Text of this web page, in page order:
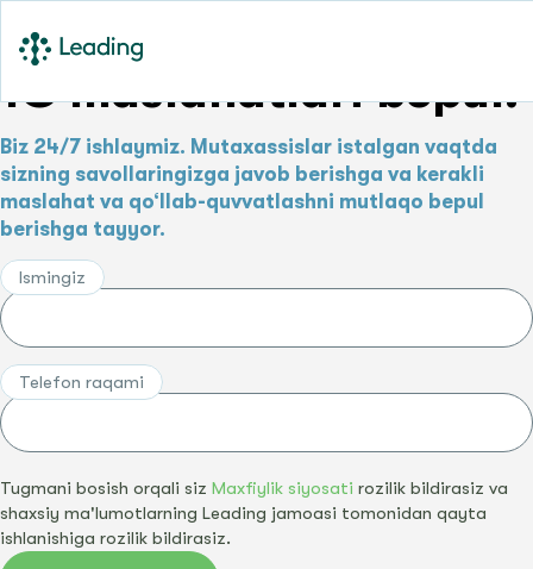
1C maslahatlari bepul!
Biz 24/7 ishlaymiz. Mutaxassislar istalgan vaqtda
sizning savollaringizga javob berishga va kerakli
maslahat va qo‘llab-quvvatlashni mutlaqo bepul
berishga tayyor.
Ismingiz
Telefon raqami
Tugmani bosish orqali siz Maxfiylik siyosati rozilik bildirasiz va
shaxsiy ma'lumotlarning Leading jamoasi tomonidan qayta
ishlanishiga rozilik bildirasiz.